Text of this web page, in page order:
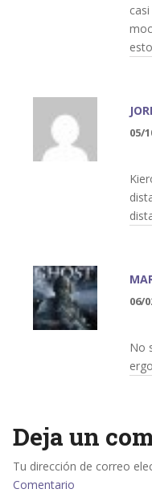
esto
05/
06/
No
Deja un
Tu dirección de correo
Comentario